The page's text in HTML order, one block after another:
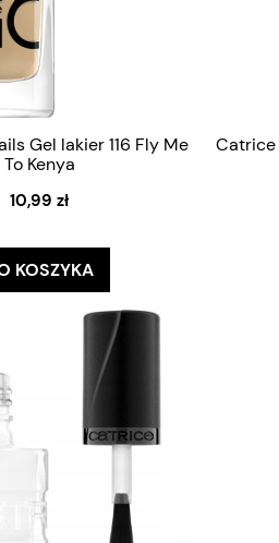
Gel lakier 116 Fly Me
To Kenya
10,99 zł
KOSZYKA
Catrice